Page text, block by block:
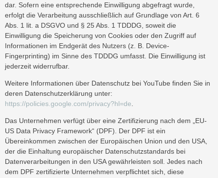
dar. Sofern eine entsprechende Einwilligung abgefragt wurde,
erfolgt die Verarbeitung ausschließlich auf Grundlage von Art. 6
Abs. 1 lit. a DSGVO und § 25 Abs. 1 TDDDG, soweit die
Einwilligung die Speicherung von Cookies oder den Zugriff auf
Informationen im Endgerät des Nutzers (z. B. Device-
Fingerprinting) im Sinne des TDDDG umfasst. Die Einwilligung ist
jederzeit widerrufbar.
Weitere Informationen über Datenschutz bei YouTube finden Sie in
deren Datenschutzerklärung unter:
https://policies.google.com/privacy?hl=de
Das Unternehmen verfügt über eine Zertifizierung nach dem „EU-
US Data Privacy Framework“ (DPF). Der DPF ist ein
Übereinkommen zwischen der Europäischen Union und den USA,
der die Einhaltung europäischer Datenschutzstandards bei
Datenverarbeitungen in den USA gewährleisten soll. Jedes nach
dem DPF zertifizierte Unternehmen verpflichtet sich, diese